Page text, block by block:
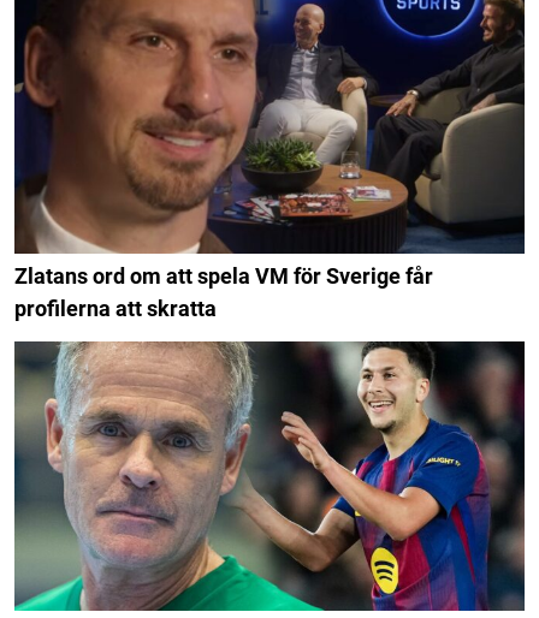
Zlatans ord om att spela VM för Sverige får
profilerna att skratta